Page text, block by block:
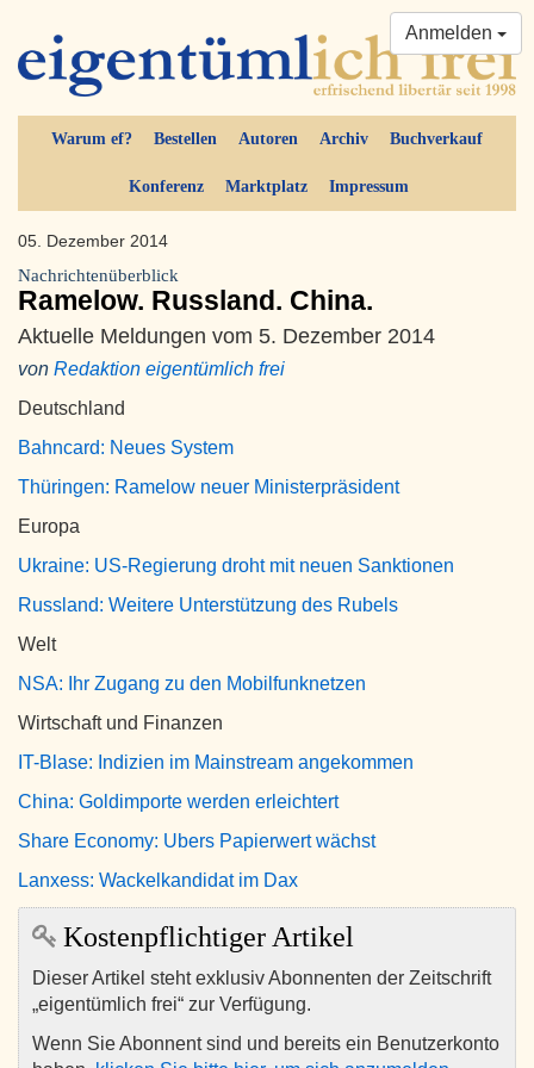
Warum ef? Bestellen Autoren Archiv Buchverkauf
Konferenz Marktplatz Impressum
Anmelden
05. Dezember 2014
Nachrichtenüberblick
Ramelow. Russland. China.
Aktuelle Meldungen vom 5. Dezember 2014
von Redaktion eigentümlich frei
Deutschland
Bahncard: Neues System
Thüringen: Ramelow neuer Ministerpräsident
Europa
Ukraine: US-Regierung droht mit neuen Sanktionen
Russland: Weitere Unterstützung des Rubels
Welt
NSA: Ihr Zugang zu den Mobilfunknetzen
Wirtschaft und Finanzen
IT-Blase: Indizien im Mainstream angekommen
China: Goldimporte werden erleichtert
Share Economy: Ubers Papierwert wächst
Lanxess: Wackelkandidat im Dax
Kostenpflichtiger Artikel
Dieser Artikel steht exklusiv Abonnenten der Zeitschrift
„eigentümlich frei“ zur Verfügung.
Wenn Sie Abonnent sind und bereits ein Benutzerkonto